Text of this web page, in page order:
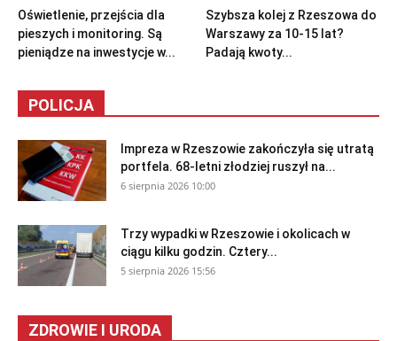
Oświetlenie, przejścia dla
pieszych i monitoring. Są
pieniądze na inwestycje w...
Szybsza kolej z Rzeszowa do
Warszawy za 10-15 lat?
Padają kwoty...
POLICJA
Impreza w Rzeszowie zakończyła się utratą
portfela. 68-letni złodziej ruszył na...
6 sierpnia 2026 10:00
Trzy wypadki w Rzeszowie i okolicach w
ciągu kilku godzin. Cztery...
5 sierpnia 2026 15:56
ZDROWIE I URODA